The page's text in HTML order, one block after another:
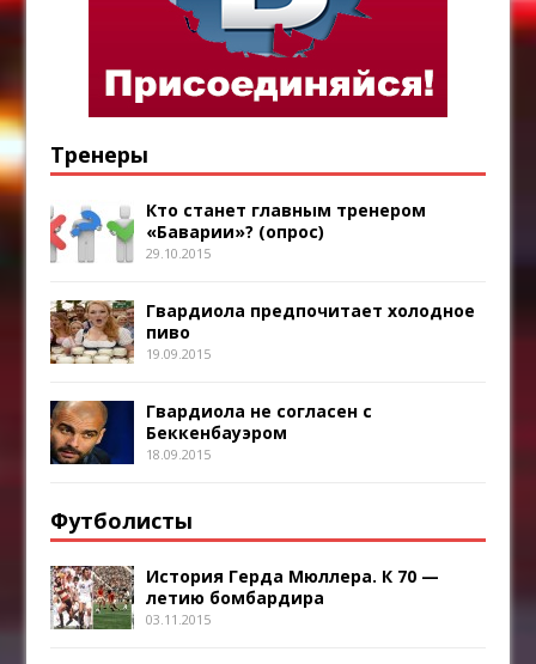
Тренеры
Кто станет главным тренером
«Баварии»? (опрос)
29.10.2015
Гвардиола предпочитает холодное
пиво
19.09.2015
Гвардиола не согласен с
Беккенбауэром
18.09.2015
Футболисты
История Герда Мюллера. К 70 —
летию бомбардира
03.11.2015